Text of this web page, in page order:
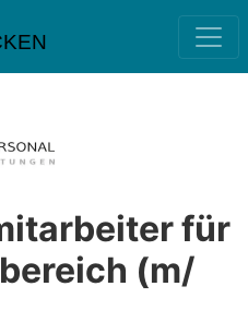
für
(m/